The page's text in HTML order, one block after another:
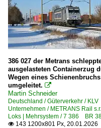
E-Loks
BR 1186 · E 186
Österreich
Bahnhöfe
Marchtrenk
Salzburg
Schärding
386 027 der Metrans
ausgelasteten Containerzug
Wegen eines
umgeleitet. 
Martin Schneider
Deutschland / Güterverkehr /
Unternehmen / METRANS Rail
Loks | Mehrsystem / 7 386 BR
 143 1200x801 Px, 20.01.2026